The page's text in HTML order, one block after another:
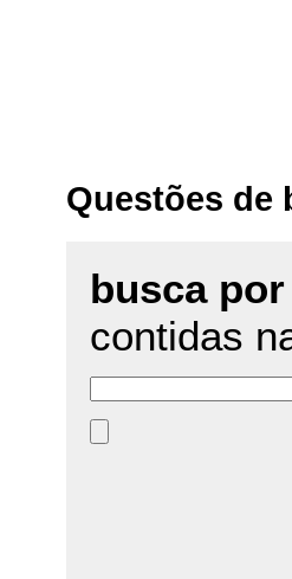
Questões de
busca
contidas